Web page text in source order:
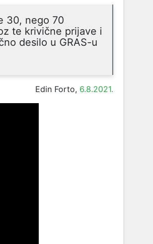
30, nego 70
te krivične prijave i
desilo u GRAS-u
Edin Forto, 6.8.2021.